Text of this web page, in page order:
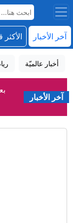
آخر الأخبار الأكثر
أخبار عالميّة
آخر الأخبار